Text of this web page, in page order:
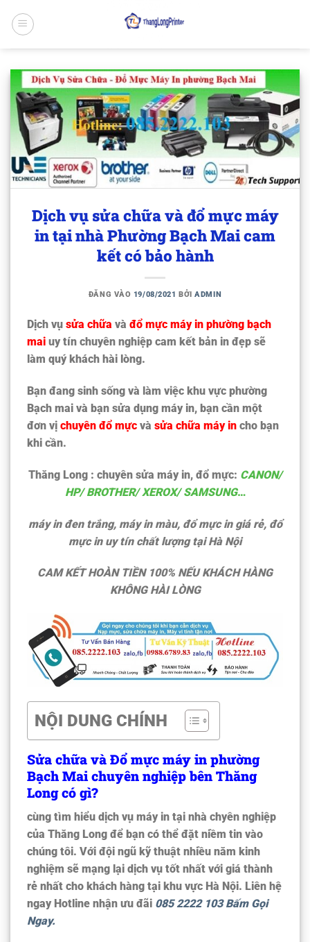
qua
Dịch vụ sửa chữa và đổ mực máy
in tại nhà Phường Bạch Mai cam
kết có bảo hành
ĐĂNG VÀO 19/08/2021 BỞIADMIN
Dịch vụ sửa chữa và đổ mực máy in phường bạch
mai uy tín chuyên nghiệp cam kết bản in đẹp sẽ
làm quý khách hài lòng.
Bạn đang sinh sống và làm việc khu vực phường
Bạch mai và bạn sửa dụng máy in, bạn cần một
đơn vị chuyên đổ mực và sửa chữa máy in cho bạn
khi cần.
Thăng Long : chuyên sửa máy in, đổ mực: CANON/
HP/ BROTHER/ XEROX/ SAMSUNG…
máy in đen trắng, máy in màu, đổ mực in giá rẻ, đổ
mực in uy tín chất lượng tại Hà Nội
CAM KẾT HOÀN TIỀN 100% NẾU KHÁCH HÀNG
KHÔNG HÀI LÒNG
NỘI DUNG CHÍNH
Sửa chữa và Đổ mực máy in phường
Bạch Mai chuyên nghiệp bên Thăng
Long có gì?
cùng tìm hiểu dịch vụ máy in tại nhà chyên nghiệp
của Thăng Long để bạn có thể đặt niềm tin vào
chúng tôi. Với đội ngũ kỹ thuật nhiều năm kinh
nghiệm sẽ mạng lại dịch vụ tốt nhất với giá thành
rẻ nhất cho khách hàng tại khu vực Hà Nội. Liên hệ
ngay Hotline nhận ưu đãi 085 2222 103 Bấm Gọi
Ngay.